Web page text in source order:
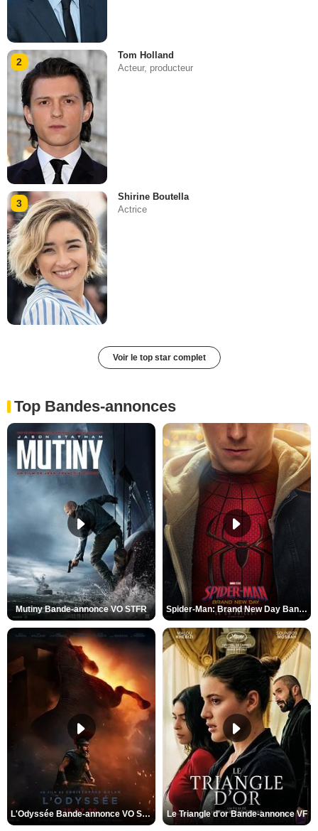
2
Tom Holland
Acteur, producteur
3
Shirine Boutella
Actrice
Voir le top star complet
Top Bandes-annonces
Mutiny Bande-annonce VO STFR Spider-Man: Brand New Day Bande-annonce VO STFR
L'Odyssée Bande-annonce VO STFR Le Triangle d'or Bande-annonce VF